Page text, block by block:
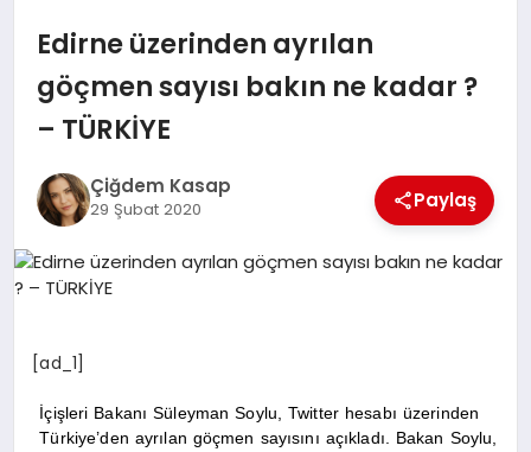
BELEDIYELER
DÜNYA
MAGAZIN
Edirne üzerinden ayrılan
göçmen sayısı bakın ne kadar ?
– TÜRKİYE
Çiğdem Kasap
29 Şubat 2020 Paylaş
[ad_1]
İçişleri Bakanı Süleyman Soylu, Twitter hesabı üzerinden
Türkiye’den ayrılan göçmen sayısını açıkladı. Bakan Soylu,